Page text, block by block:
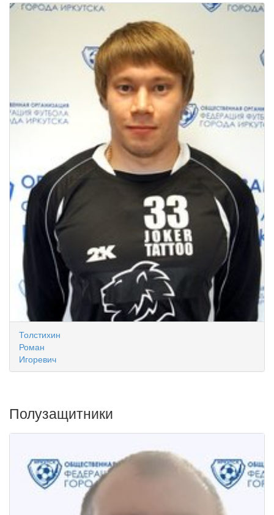
Толстихин
Роман
Игоревич
Полузащитники